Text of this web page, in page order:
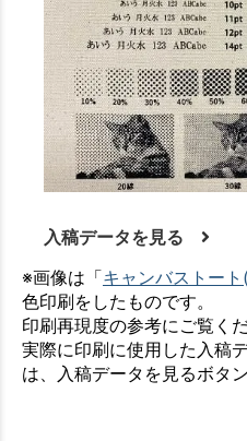
入稿データを見る
※画像は「キャンバストー
色印刷をしたものです。
印刷再現度の参考にご覧くだ
実際に印刷に使用した入稿
は、入稿データを見るボタ